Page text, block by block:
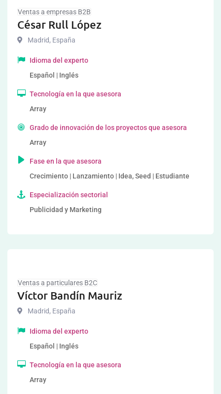
Ventas a empresas B2B
César Rull López
Madrid, España
Idioma del experto
Español | Inglés
Tecnología en la que asesora
Array
Grado de innovación de los proyectos que asesora
Array
Fase en la que asesora
Crecimiento | Lanzamiento | Idea, Seed | Estudiante
Especialización sectorial
Publicidad y Marketing
Ventas a particulares B2C
Víctor Bandín Mauriz
Madrid, España
Idioma del experto
Español | Inglés
Tecnología en la que asesora
Array